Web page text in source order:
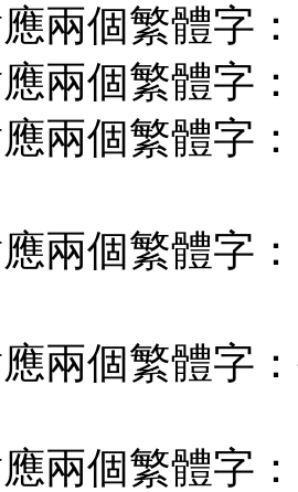
兩個繁體字
兩個繁體字
兩個繁體字
兩個繁體字
兩個繁體字
兩個繁體字